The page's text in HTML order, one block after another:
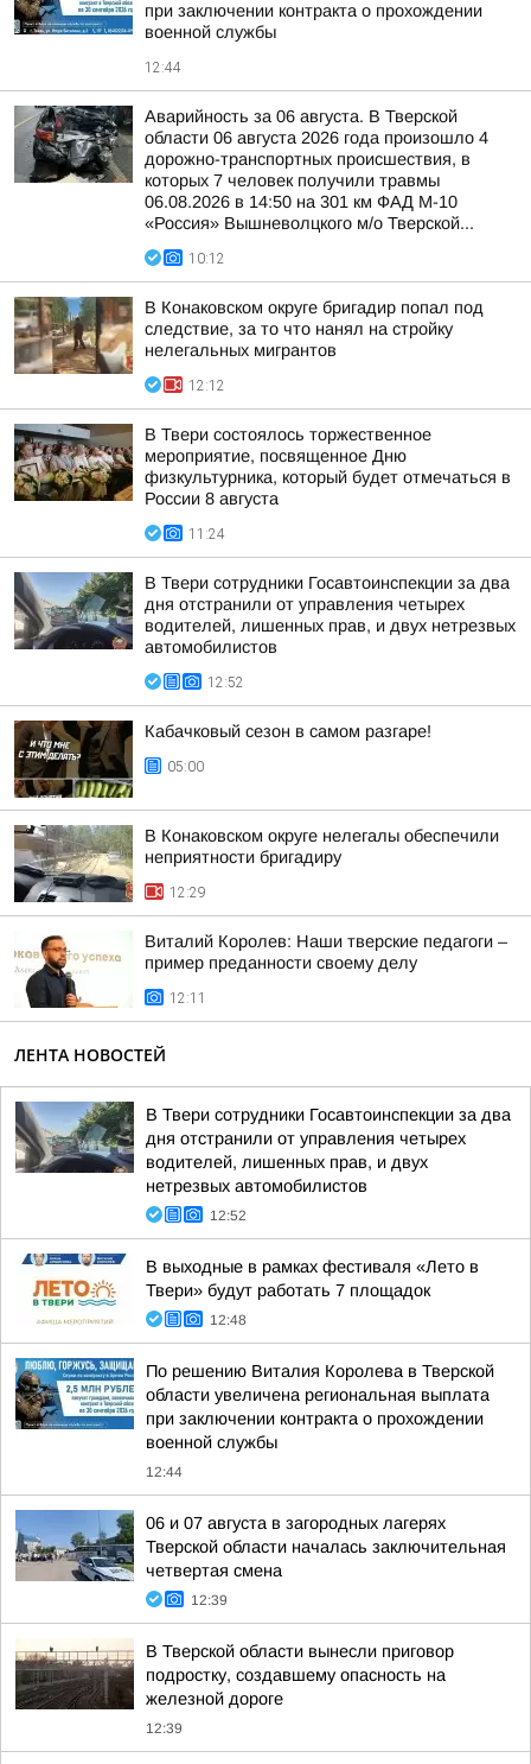
при заключении контракта о прохождении
военной службы
12:44
Аварийность за 06 августа. В Тверской
области 06 августа 2026 года произошло 4
дорожно-транспортных происшествия, в
которых 7 человек получили травмы
06.08.2026 в 14:50 на 301 км ФАД М-10
«Россия» Вышневолцкого м/о Тверской...
10:12
В Конаковском округе бригадир попал под
следствие, за то что нанял на стройку
нелегальных мигрантов
12:12
В Твери состоялось торжественное
мероприятие, посвященное Дню
физкультурника, который будет отмечаться в
России 8 августа
11:24
В Твери сотрудники Госавтоинспекции за два
дня отстранили от управления четырех
водителей, лишенных прав, и двух нетрезвых
автомобилистов
12:52
Кабачковый сезон в самом разгаре!
05:00
В Конаковском округе нелегалы обеспечили
неприятности бригадиру
12:29
Виталий Королев: Наши тверские педагоги –
пример преданности своему делу
12:11
ЛЕНТА НОВОСТЕЙ
В Твери сотрудники Госавтоинспекции за два
дня отстранили от управления четырех
водителей, лишенных прав, и двух
нетрезвых автомобилистов
12:52
В выходные в рамках фестиваля «Лето в
Твери» будут работать 7 площадок
12:48
По решению Виталия Королева в Тверской
области увеличена региональная выплата
при заключении контракта о прохождении
военной службы
12:44
06 и 07 августа в загородных лагерях
Тверской области началась заключительная
четвертая смена
12:39
В Тверской области вынесли приговор
подростку, создавшему опасность на
железной дороге
12:39